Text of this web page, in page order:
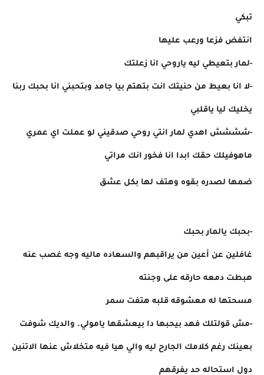
تبكي
انتفض فزعا ورعب عليها
-لمار بتعيطي ليه ياروحي انا زعلتك
-لا انا بعيط من حنيتك انت بتهتم بيا جامد وبتحبني انا بحبك ربنا
يخليك ليا ياقلبي
-شششش اهدي لمار انتي روحي صدقيني لو عملت اي عمري
ماهوفيلك حقك ابدا انا فخور انك مراتي
ضمها لصدره بقوه وهتف لها بكل عشق
-بحبك يالمار بحبك
غافلين عن أعين من يراقبهم والسعاده ماليه وجه غصب عنه
هبطت دمعه حارقه على وجنته
مسحتها له معشوقه قلبه هتفت سمر
-مش قولتلك فهد بيحبها دا بيعشقها يامولي. والديك شوفت
بعينك رغم كلامك الجارح ليه والي هيا فيه متخلاش عنها الاتنين
دول استحاله حد يفرقهم